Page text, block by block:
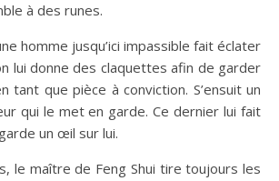
à des runes.
homme jusqu’ici impassible fait éclater
lui donne des claquettes afin de garder
tant que pièce à conviction. S’ensuit un
qui le met en garde. Ce dernier lui fait
un œil sur lui.
le maître de Feng Shui tire toujours les